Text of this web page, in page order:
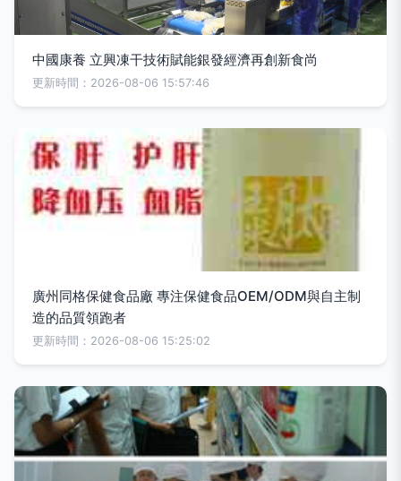
中國康養 立興凍干技術賦能銀發經濟再創新食尚
更新時間：2026-08-06 15:57:46
廣州同格保健食品廠 專注保健食品OEM/ODM與自主制
造的品質領跑者
更新時間：2026-08-06 15:25:02